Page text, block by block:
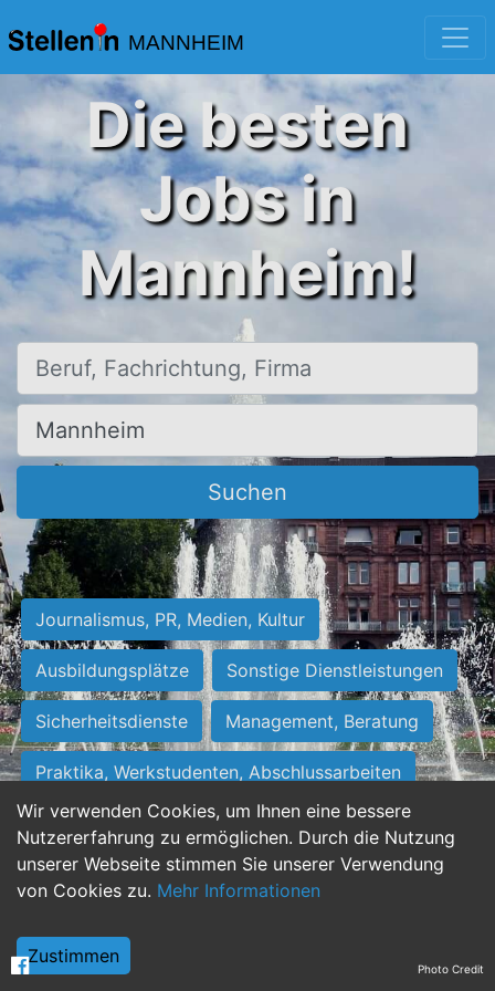
MANNHEIM
Wir verwenden Cookies, um Ihnen eine bessere
Nutzererfahrung zu ermöglichen. Durch die Nutzung
unserer Webseite stimmen Sie unserer Verwendung
von Cookies zu. Mehr Informationen
Zustimmen
Die besten
Jobs in
Mannheim!
Beruf, Fachrichtung, Firma
Ort, Stadt
Suchen
Journalismus, PR, Medien, Kultur
Ausbildungsplätze Sonstige Dienstleistungen
Sicherheitsdienste Management, Beratung
Praktika, Werkstudenten, Abschlussarbeiten
Personalwesen Assistenz, Sekretariat
Hilfskräfte, Aushilfs- und Nebenjobs
Weiterbildung, Studium, duale Ausbildung Photo Credit